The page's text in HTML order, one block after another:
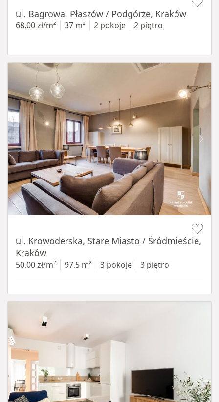
ul. Bagrowa, Płaszów / Podgórze, Kraków
68,00 zł/m² 37 m² 2 pokoje 2 piętro
ul. Krowoderska, Stare Miasto / Śródmieście,
Kraków
50,00 zł/m² 97,5 m² 3 pokoje 3 piętro